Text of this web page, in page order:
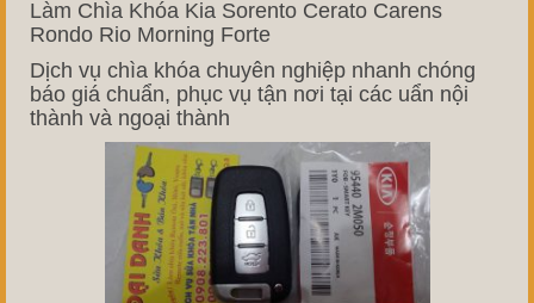
Làm Chìa Khóa Kia Sorento Cerato Carens
Rondo Rio Morning Forte
Dịch vụ chìa khóa chuyên nghiệp nhanh chóng
báo giá chuẩn, phục vụ tận nơi tại các uẩn nội
thành và ngoại thành